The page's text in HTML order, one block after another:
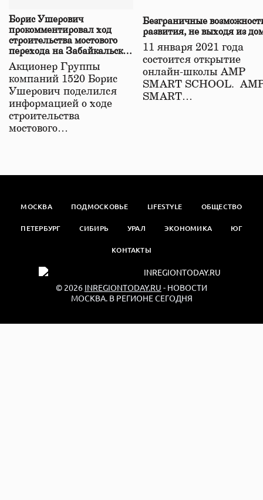
Борис Ушерович
прокомментировал ход
строительства мостового
перехода на Забайкальской
железной дороге
Акционер Группы
компаний 1520 Борис
Ушерович поделился
информацией о ходе
строительства
мостового…
Безграничные
развития, не выходя из
11 января 2021 года
состоится открытие
онлайн-школы АМР
SMART SCHOOL.
SMART…
МОСКВА ПОДМОСКОВЬЕ LIFESTYLE ОБЩЕСТВО
ПЕТЕРБУРГ СИБИРЬ УРАЛ ЭКОНОМИКА ЮГ
КОНТАКТЫ
© 2026 INREGIONTODAY.RU - НОВОСТИ
МОСКВА. В РЕГИОНЕ СЕГОДНЯ